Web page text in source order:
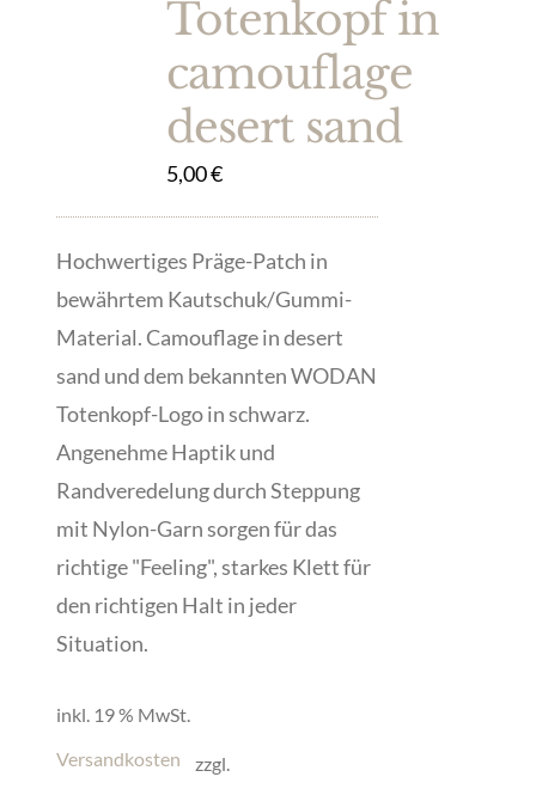
Totenkopf in
camouflage
desert sand
5,00€
Hochwertiges Präge-Patch in
bewährtem Kautschuk/Gummi-
Material. Camouflage in desert
sand und dem bekannten WODAN
Totenkopf-Logo in schwarz.
Angenehme Haptik und
Randveredelung durch Steppung
mit Nylon-Garn sorgen für das
richtige "Feeling", starkes Klett für
den richtigen Halt in jeder
Situation.
inkl. 19 % MwSt.
zzgl.
Versandkosten